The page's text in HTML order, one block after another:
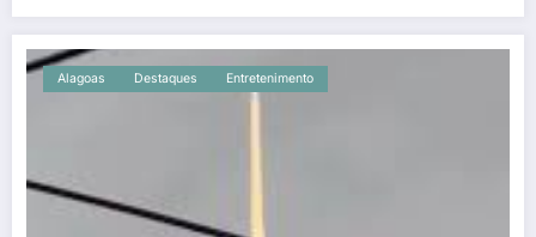
Alagoas Destaques Entretenimento